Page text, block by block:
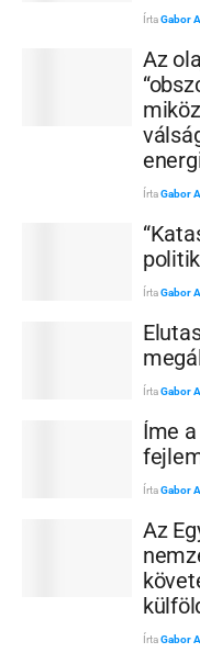
ÍrtaGabor
Az
ÍrtaGabor
ÍrtaGabor
ÍrtaGabor
Íme
ÍrtaGabor
Az
ÍrtaGabor